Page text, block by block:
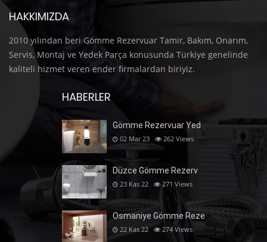
HAKKIMIZDA
2010 yılından beri Gömme Rezervuar Tamir, Bakım, Onarım,
Servis, Montaj ve Yedek Parça konusunda Türkiye genelinde
kaliteli hizmet veren ender firmalardan biriyiz.
HABERLER
Gömme Rezervuar Yed
02 Mar 23 262 Views
Düzce Gömme Rezerv
23 Kas 22 271 Views
Osmaniye Gömme Reze
22 Kas 22 274 Views